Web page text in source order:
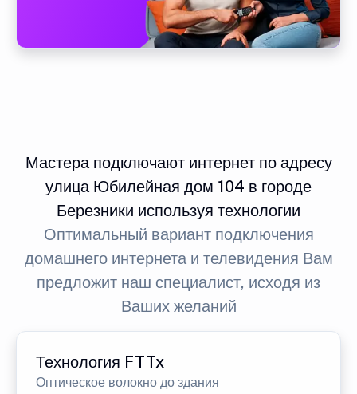
Мастера подключают интернет по адресу
улица Юбилейная дом 104 в городе
Березники используя технологии
Оптимальный вариант подключения
домашнего интернета и телевидения Вам
предложит наш специалист, исходя из
Ваших желаний
Технология FTTx
Оптическое волокно до здания